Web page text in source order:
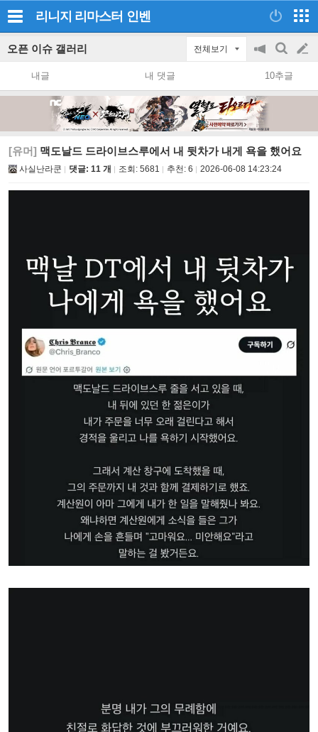
리니지 리마스터 인벤
오픈 이슈 갤러리 전체보기
공
지
on/off
검
색
글
쓰
내글 내 댓글 10추글
[유머] 맥도날드 드라이브스루에서 내 뒷차가 내게 욕을 했어요
사실난라쿤 댓글: 11 개 조회: 5681 추천: 6 2026-06-08 14:23:24